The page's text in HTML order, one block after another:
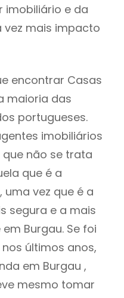
imobiliário e da
mais impacto
encontrar Casas
maioria das
portugueses.
imobiliários
não se trata
que é a
vez que é a
segura e a mais
Burgau. Se foi
últimos anos,
em Burgau ,
mesmo tomar